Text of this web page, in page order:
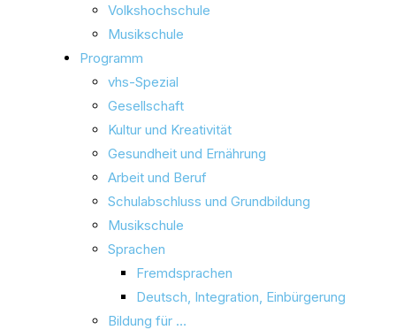
Volkshochschule
Musikschule
Programm
vhs-Spezial
Gesellschaft
Kultur und Kreativität
Gesundheit und Ernährung
Arbeit und Beruf
Schulabschluss und Grundbildung
Musikschule
Sprachen
Fremdsprachen
Deutsch, Integration, Einbürgerung
Bildung für …